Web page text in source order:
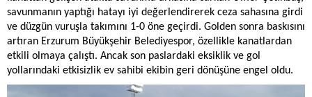
savunmanın yaptığı hatayı iyi değerlendirerek ceza sahasına girdi
ve düzgün vuruşla takımını 1-0 öne geçirdi. Golden sonra baskısını
artıran Erzurum Büyükşehir Belediyespor, özellikle kanatlardan
etkili olmaya çalıştı. Ancak son paslardaki eksiklik ve gol
yollarındaki etkisizlik ev sahibi ekibin geri dönüşüne engel oldu.